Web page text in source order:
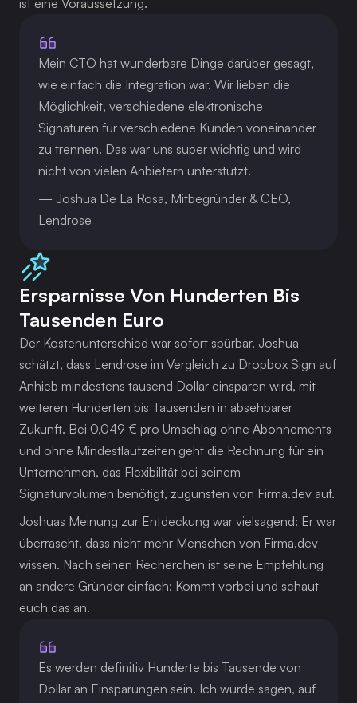
ist eine Voraussetzung.
Mein CTO hat wunderbare Dinge darüber gesagt,
wie einfach die Integration war. Wir lieben die
Möglichkeit, verschiedene elektronische
Signaturen für verschiedene Kunden voneinander
zu trennen. Das war uns super wichtig und wird
nicht von vielen Anbietern unterstützt.
— Joshua De La Rosa, Mitbegründer & CEO,
Lendrose
Ersparnisse Von Hunderten Bis
Tausenden Euro
Der Kostenunterschied war sofort spürbar. Joshua
schätzt, dass Lendrose im Vergleich zu Dropbox Sign auf
Anhieb mindestens tausend Dollar einsparen wird, mit
weiteren Hunderten bis Tausenden in absehbarer
Zukunft. Bei 0,049 € pro Umschlag ohne Abonnements
und ohne Mindestlaufzeiten geht die Rechnung für ein
Unternehmen, das Flexibilität bei seinem
Signaturvolumen benötigt, zugunsten von Firma.dev auf.
Joshuas Meinung zur Entdeckung war vielsagend: Er war
überrascht, dass nicht mehr Menschen von Firma.dev
wissen. Nach seinen Recherchen ist seine Empfehlung
an andere Gründer einfach: Kommt vorbei und schaut
euch das an.
Es werden definitiv Hunderte bis Tausende von
Dollar an Einsparungen sein. Ich würde sagen, auf